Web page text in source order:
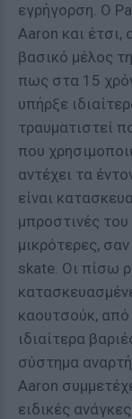
εγρήγορση. Ο
Aaron και
βασικό μέλος
πως στα 15
υπήρξε
τραυματιστεί
που
αντέχει τα
είναι
μπροστινές
μικρότερες,
skate. Οι πίσω
καουτσούκ, από
ιδιαίτερα
σύστημα
Aaron
ειδικές